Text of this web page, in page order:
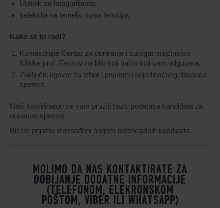
Upitnik sa fotografijama;
selekcija na temelju opisa fenotipa.
Kako se to radi?
Kontaktirajte Centar za doniranje i surogat majčinstvo
Klinike prof. Feskov na bilo koji način koji vam odgovara;
Zaključiti ugovor za izbor i pripremu pojedinačnog davaoca
sperme.
Naši koordinatori će vam pružiti bazu podataka kandidata za
donatore sperme.
Bićete prijatno iznenađeni brojem potencijalnih kandidata.
MOLIMO DA NAS KONTAKTIRATE ZA
DOBIJANJE DODATNE INFORMACIJE
(TELEFONOM, ELEKRONSKOM
POŠTOM, VIBER ILI WHATSAPP)